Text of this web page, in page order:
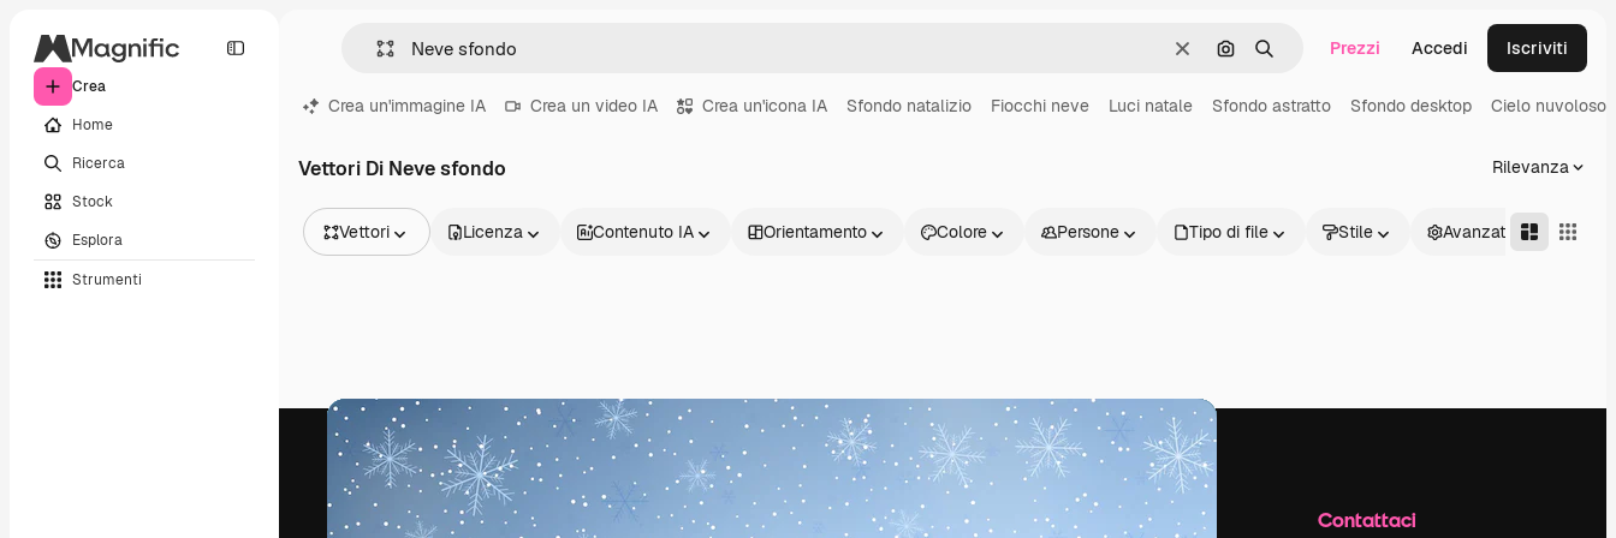
Crea
Home
Ricerca
Stock
Esplora
Strumenti
CancellaCerca per immagine
Ricerca Prezzi Accedi Iscriviti
Crea un'immagine IA Crea un video IA Crea un'icona IA Sfondo natalizio Fiocchi neve Luci natale Sfondo astratto Sfondo desktop Cielo nuvoloso
Vettori Di Neve sfondo Rilevanza
Vettori
Video
Clip video
Motion graphic
Modelli di video
Icone
Modelli 3D
Font
Licenza Contenuto IA Orientamento Colore Persone Tipo di file Stile Avanzate
Prodotti Inizia Azienda Contattaci